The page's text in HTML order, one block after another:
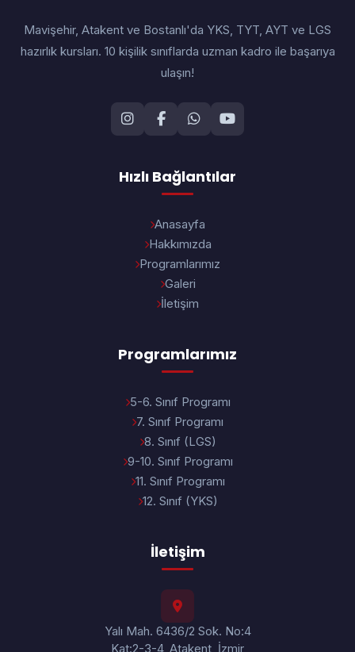
Mavişehir, Atakent ve Bostanlı'da YKS, TYT, AYT ve LGS
hazırlık kursları. 10 kişilik sınıflarda uzman kadro ile başarıya
ulaşın!
Hızlı Bağlantılar
Anasayfa
Hakkımızda
Programlarımız
Galeri
İletişim
Programlarımız
5-6. Sınıf Programı
7. Sınıf Programı
8. Sınıf (LGS)
9-10. Sınıf Programı
11. Sınıf Programı
12. Sınıf (YKS)
İletişim
Yalı Mah. 6436/2 Sok. No:4
Kat:2-3-4, Atakent, İzmir